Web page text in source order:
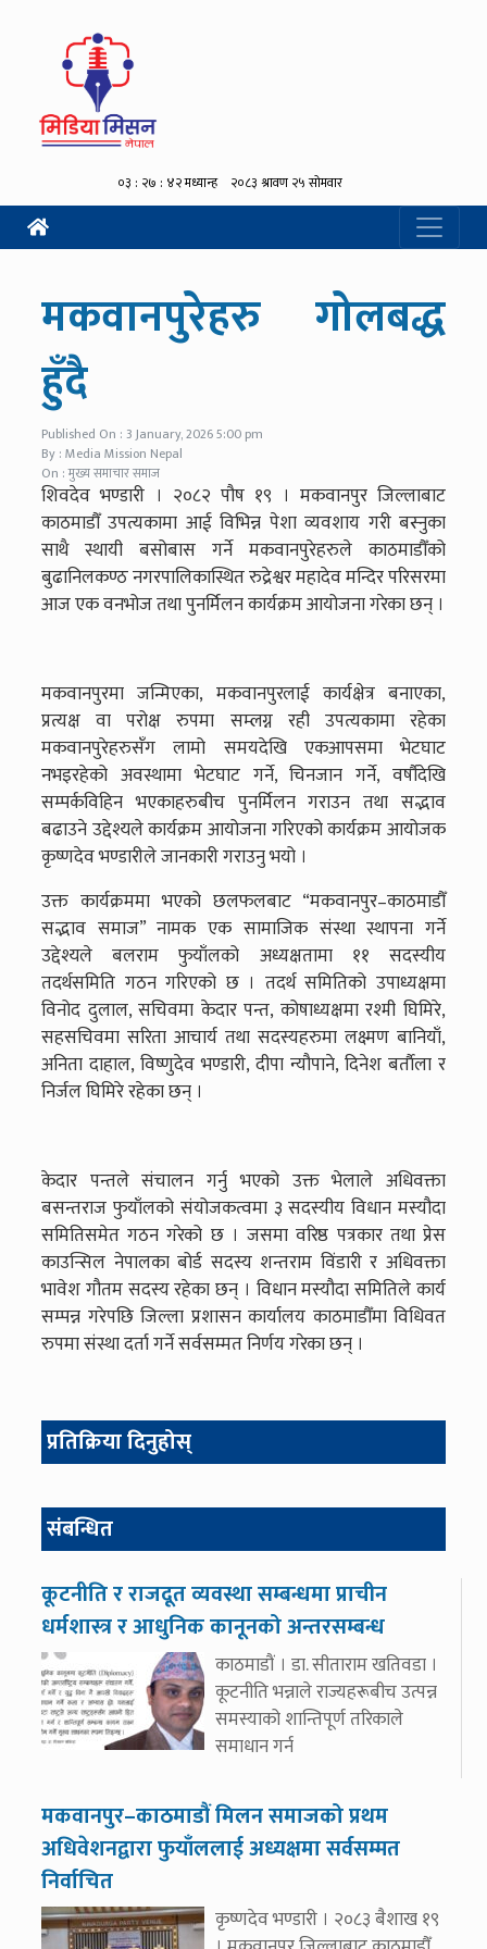
मकवानपुरेहरु गोलबद्ध
हुँदै
Published On : 3 January, 2026 5:00 pm
By : Media Mission Nepal
On : मुख्य समाचार समाज
शिवदेव भण्डारी । २०८२ पौष १९ । मकवानपुर जिल्लाबाट
काठमाडौँ उपत्यकामा आई विभिन्न पेशा व्यवशाय गरी बस्नुका
साथै स्थायी बसोबास गर्ने मकवानपुरेहरुले काठमाडौँको
बुढानिलकण्ठ नगरपालिकास्थित रुद्रेश्वर महादेव मन्दिर परिसरमा
आज एक वनभोज तथा पुनर्मिलन कार्यक्रम आयोजना गरेका छन् ।
मकवानपुरमा जन्मिएका, मकवानपुरलाई कार्यक्षेत्र बनाएका,
प्रत्यक्ष वा परोक्ष रुपमा सम्लग्न रही उपत्यकामा रहेका
मकवानपुरेहरुसँग लामो समयदेखि एकआपसमा भेटघाट
नभइरहेको अवस्थामा भेटघाट गर्ने, चिनजान गर्ने, वर्षौदेखि
सम्पर्कविहिन भएकाहरुबीच पुनर्मिलन गराउन तथा सद्भाव
बढाउने उद्देश्यले कार्यक्रम आयोजना गरिएको कार्यक्रम आयोजक
कृष्णदेव भण्डारीले जानकारी गराउनु भयो ।
उक्त कार्यक्रममा भएको छलफलबाट “मकवानपुर–काठमाडौँ
सद्भाव समाज” नामक एक सामाजिक संस्था स्थापना गर्ने
उद्देश्यले बलराम फुयाँलको अध्यक्षतामा ११ सदस्यीय
तदर्थसमिति गठन गरिएको छ । तदर्थ समितिको उपाध्यक्षमा
विनोद दुलाल, सचिवमा केदार पन्त, कोषाध्यक्षमा रश्मी घिमिरे,
सहसचिवमा सरिता आचार्य तथा सदस्यहरुमा लक्ष्मण बानियाँ,
अनिता दाहाल, विष्णुदेव भण्डारी, दीपा न्यौपाने, दिनेश बर्ताैला र
निर्जल घिमिरे रहेका छन् ।
केदार पन्तले संचालन गर्नु भएको उक्त भेलाले अधिवक्ता
बसन्तराज फुयाँलको संयोजकत्वमा ३ सदस्यीय विधान मस्यौदा
समितिसमेत गठन गरेको छ । जसमा वरिष्ठ पत्रकार तथा प्रेस
काउन्सिल नेपालका बोर्ड सदस्य शन्तराम विंडारी र अधिवक्ता
भावेश गौतम सदस्य रहेका छन् । विधान मस्यौदा समितिले कार्य
सम्पन्न गरेपछि जिल्ला प्रशासन कार्यालय काठमाडौँमा विधिवत
रुपमा संस्था दर्ता गर्ने सर्वसम्मत निर्णय गरेका छन् ।
प्रतिक्रिया दिनुहोस्
संबन्धित
कूटनीति र राजदूत व्यवस्था सम्बन्धमा प्राचीन
धर्मशास्त्र र आधुनिक कानूनको अन्तरसम्बन्ध
काठमाडौं । डा. सीताराम खतिवडा ।
कूटनीति भन्नाले राज्यहरूबीच उत्पन्न
समस्याको शान्तिपूर्ण तरिकाले
समाधान गर्न
मकवानपुर–काठमाडौं मिलन समाजको प्रथम
अधिवेशनद्वारा फुयाँललाई अध्यक्षमा सर्वसम्मत
निर्वाचित
कृष्णदेव भण्डारी । २०८३ बैशाख १९